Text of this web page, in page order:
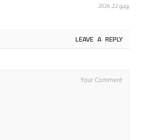
يونيو 22, 2026
LEAVE A REPLY